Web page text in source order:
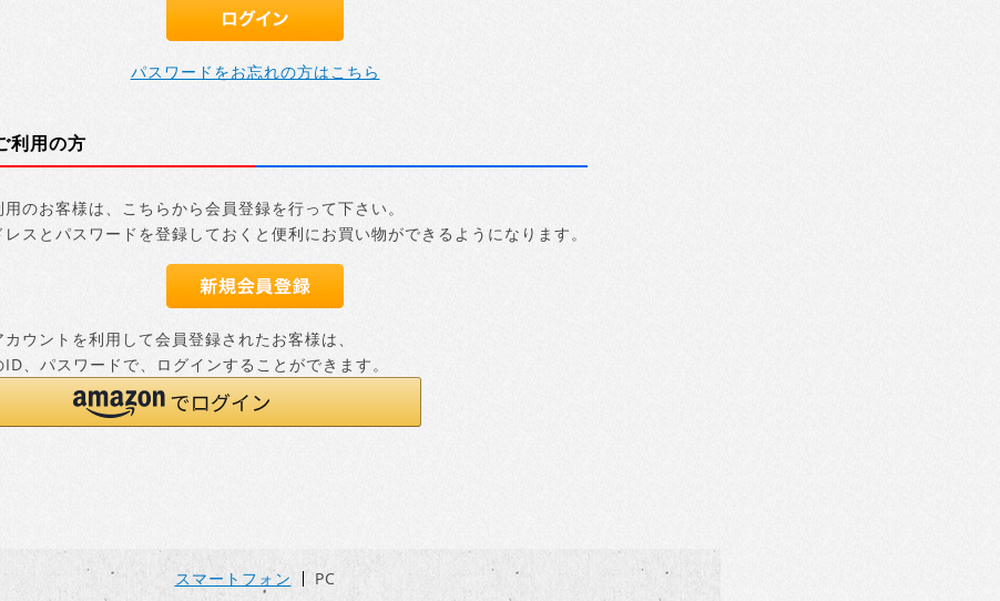
パスワードをお忘れの方はこちら
利用の方
のお客様は、こちらから会員登録を行って下さい。
レスとパスワードを登録しておくと便利にお買い物ができるようになります。
ウントを利用して会員登録されたお客様は、
、パスワードで、ログインすることができます。
スマートフォン PC